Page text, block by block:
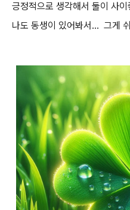
긍정적으로 생각해서 둘이 사
나도 동생이 있어봐서... 그게